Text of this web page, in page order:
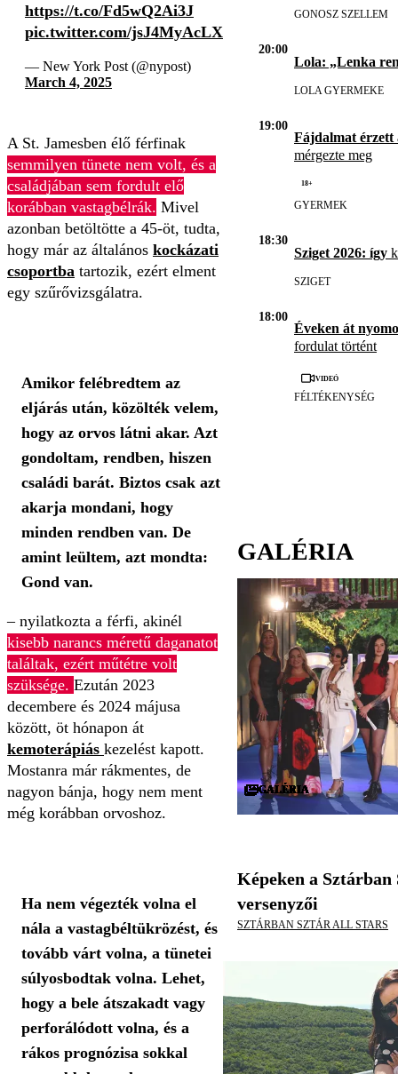
https://t.co/Fd5wQ2Ai3J
pic.twitter.com/jsJ4MyAcLX
— New York Post (@nypost)
March 4, 2025
A St. Jamesben élő férfinak
semmilyen tünete nem volt, és a
családjában sem fordult elő
korábban vastagbélrák. Mivel
azonban betöltötte a 45-öt, tudta,
hogy már az általános kockázati
csoportba tartozik, ezért elment
egy szűrővizsgálatra.
Amikor felébredtem az
eljárás után, közölték velem,
hogy az orvos látni akar. Azt
gondoltam, rendben, hiszen
családi barát. Biztos csak azt
akarja mondani, hogy
minden rendben van. De
amint leültem, azt mondta:
Gond van.
– nyilatkozta a férfi, akinél
kisebb narancs méretű daganatot
találtak, ezért műtétre volt
szüksége. Ezután 2023
decembere és 2024 májusa
között, öt hónapon át
kemoterápiás kezelést kapott.
Mostanra már rákmentes, de
nagyon bánja, hogy nem ment
még korábban orvoshoz.
Ha nem végezték volna el
nála a vastagbéltükrözést, és
tovább várt volna, a tünetei
súlyosbodtak volna. Lehet,
hogy a bele átszakadt vagy
perforálódott volna, és a
rákos prognózisa sokkal
GONOSZ SZELLEM
20:00
Lola: „Lenka
LOLA GYERMEKE
19:00
Fájdalmat érzett
mérgezte meg
18+
GYERMEK
18:30
Sziget 2026: így
SZIGET
18:00
Éveken át
fordulat történt
Videó
FÉLTÉKENYSÉG
GALÉRIA
GALÉRIA
GALÉRIA
GALÉRIA
GALÉRIA
GALÉRIA
GALÉRIA
GALÉRIA
GALÉRIA
GALÉRIA
GALÉRIA
GALÉRIA
GALÉRIA
GALÉRIA
GALÉRIA
GALÉRIA
GALÉRIA
GALÉRIA
GALÉRIA
GALÉRIA
GALÉRIA
GALÉRIA
GALÉRIA
GALÉRIA
GALÉRIA
GALÉRIA
GALÉRIA
GALÉRIA
GALÉRIA
GALÉRIA
GALÉRIA
Képeken a
versenyzői
SZTÁRBAN SZTÁR ALL STARS